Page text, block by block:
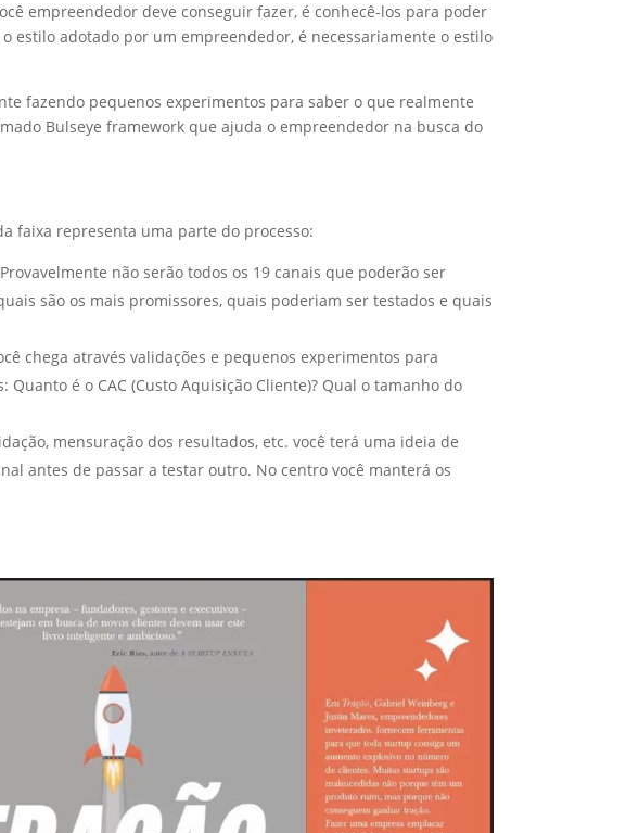
empreendedor deve conseguir fazer, é conhecê-los para poder
adotado por um empreendedor, é necessariamente o estilo
fazendo pequenos experimentos para saber o que realmente
Bulseye framework que ajuda o empreendedor na busca do
faixa representa uma parte do processo:
não serão todos os 19 canais que poderão ser
são os mais promissores, quais poderiam ser testados e quais
chega através validações e pequenos experimentos para
é o CAC (Custo Aquisição Cliente)? Qual o tamanho do
mensuração dos resultados, etc. você terá uma ideia de
antes de passar a testar outro. No centro você manterá os